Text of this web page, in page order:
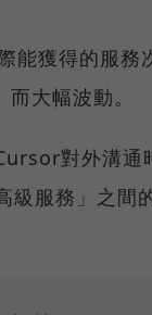
能獲得的服務
大幅波動。
對外溝通
級服務」之間